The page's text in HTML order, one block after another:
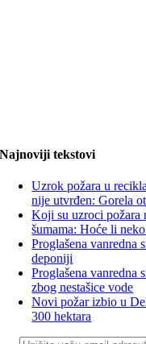
Najnoviji tekstovi
Uzrok požara u
nije utvrđen: Gorela
Koji su uzroci požara
šumama: Hoće li
Proglašena vanredna
deponiji
Proglašena vanredna
zbog nestašice vode
Novi požar izbio u
300 hektara